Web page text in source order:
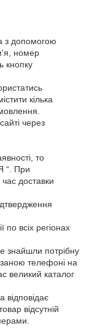
з допомогою
номер
кнопку
кілька
через
то
“. При
час доставки
всіх регіонах
знайшли потрібну
телефоні на
великий каталог
відповідає
відсутній